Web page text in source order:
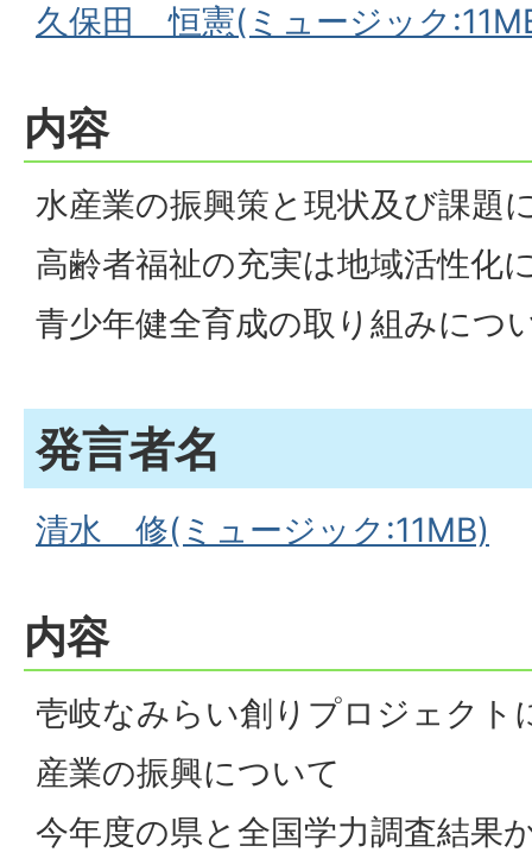
久保田 恒憲(ミュージック
内容
水産業の振興策と現状及び課題
高齢者福祉の充実は地域活性化
青少年健全育成の取り組みにつ
発言者名
清水 修(ミュージック:11MB)
内容
壱岐なみらい創りプロジェクト
産業の振興について
今年度の県と全国学力調査結果